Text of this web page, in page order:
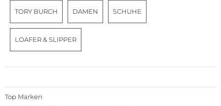
TORY BURCH DAMEN SCHUHE
LOAFER & SLIPPER
Top Marken